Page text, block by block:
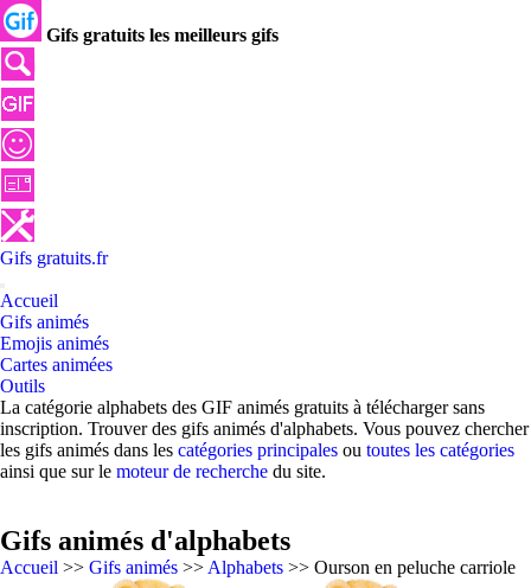
Gifs gratuits les meilleurs gifs
Gifs gratuits.fr
Accueil
Gifs animés
Emojis animés
Cartes animées
Outils
La catégorie alphabets des GIF animés gratuits à télécharger sans
inscription. Trouver des gifs animés d'alphabets. Vous pouvez chercher
les gifs animés dans les catégories principales ou toutes les catégories
ainsi que sur le moteur de recherche du site.
Gifs animés d'alphabets
Accueil >> Gifs animés >> Alphabets >> Ourson en peluche carriole